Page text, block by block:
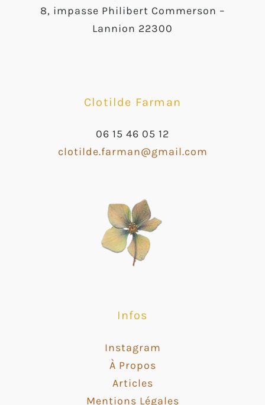
8, impasse Philibert Commerson –
Lannion 22300
Clotilde Farman
06 15 46 05 12
clotilde.farman@gmail.com
Infos
Instagram
À Propos
Articles
Mentions Légales